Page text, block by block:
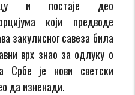
и постаје део
који предводе
закулисног савеза била
врх знао за одлуку о
Србе је нови светски
да изненади.